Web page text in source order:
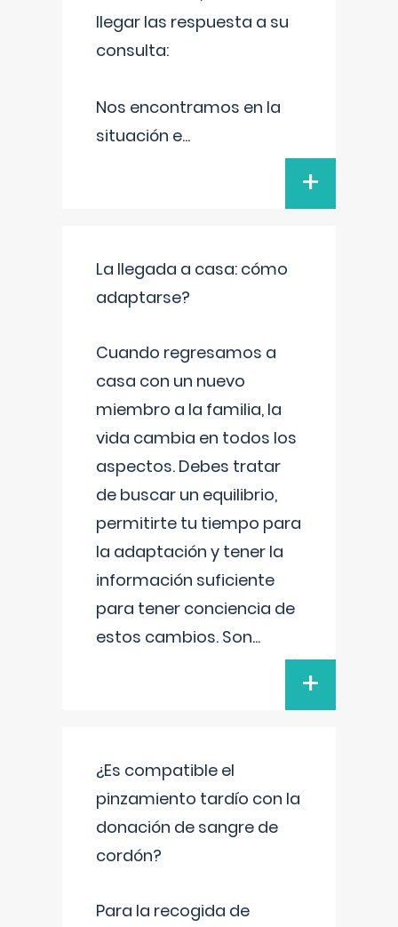
llegar las respuesta a su
consulta:
Nos encontramos en la
situación e...
+
La llegada a casa: cómo
adaptarse?
Cuando regresamos a
casa con un nuevo
miembro a la familia, la
vida cambia en todos los
aspectos. Debes tratar
de buscar un equilibrio,
permitirte tu tiempo para
la adaptación y tener la
información suficiente
para tener conciencia de
estos cambios. Son...
+
¿Es compatible el
pinzamiento tardío con la
donación de sangre de
cordón?
Para la recogida de